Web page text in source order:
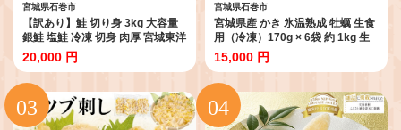
宮城県石巻市
【訳あり】鮭 切り身 3kg 大容量
銀鮭 塩鮭 冷凍 切身 肉厚 宮城東洋
宮城県 石巻 石巻市 さけ サケ 鮭切
身 シャケ しゃけ 鮭切り身 鮭 家庭
用 簡易包装 訳アリ おかず お弁当
朝ごはん サーモン 塩鮭 焼き魚 和
食 魚 魚介 海鮮 規格外 不揃い
20,000 円
宮城県石巻市
宮城県産 かき 氷温熟成 牡蠣 生食
用（冷凍）170g × 6袋 約 1kg 生
食 牡蠣むき身 小分け むき身 むき
牡蠣 カキ オイスター 濃厚 冷凍か
き 宮城 小分け 冷凍 バラバラ冷凍
冷凍カキ かき 牡蠣 1キロ 海鮮 魚
介 貝類 海の幸 BBQ 家庭用 まる
たか水産 宮城県 石巻市 宮城 石巻
15,000 円